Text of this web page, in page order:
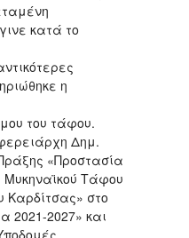
κατά το
η
του τάφου.
Δημ.
«Προστασία
Τάφου
Καρδίτσας» στο
2027» και